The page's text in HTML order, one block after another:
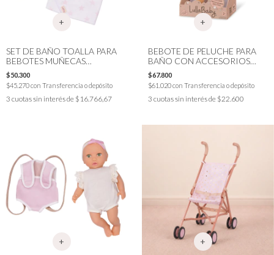
SET DE BAÑO TOALLA PARA
BEBOTES MUÑECAS
LULLABABY
$50.300
$45.270con Transferencia o depósito
3 cuotas sin interés de $16.766,67
BEBOTE DE PELUCHE PARA
BAÑO CON ACCESORIOS
LULLABABY
$67.800
$61.020con Transferencia o depósito
3 cuotas sin interés de $22.600